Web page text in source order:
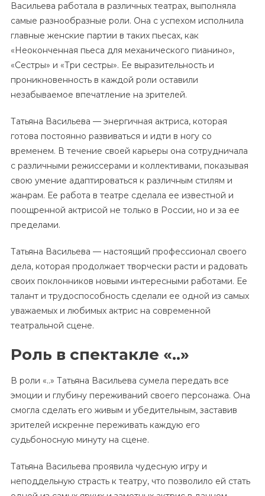
Васильева работала в различных театрах, выполняла
самые разнообразные роли. Она с успехом исполнила
главные женские партии в таких пьесах, как
«Неоконченная пьеса для механического пианино»,
«Сестры» и «Три сестры». Ее выразительность и
проникновенность в каждой роли оставили
незабываемое впечатление на зрителей.
Татьяна Васильева — энергичная актриса, которая
готова постоянно развиваться и идти в ногу со
временем. В течение своей карьеры она сотрудничала
с различными режиссерами и коллективами, показывая
свою умение адаптироваться к различным стилям и
жанрам. Ее работа в театре сделала ее известной и
поощренной актрисой не только в России, но и за ее
пределами.
Татьяна Васильева — настоящий профессионал своего
дела, которая продолжает творчески расти и радовать
своих поклонников новыми интересными работами. Ее
талант и трудоспособность сделали ее одной из самых
уважаемых и любимых актрис на современной
театральной сцене.
Роль в спектакле «..»
В роли «..» Татьяна Васильева сумела передать все
эмоции и глубину переживаний своего персонажа. Она
смогла сделать его живым и убедительным, заставив
зрителей искренне переживать каждую его
судьбоносную минуту на сцене.
Татьяна Васильева проявила чудесную игру и
неподдельную страсть к театру, что позволило ей стать